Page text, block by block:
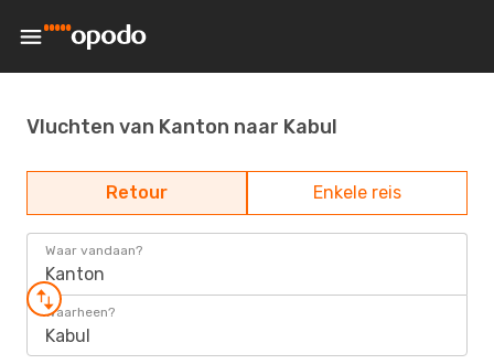
Vluchten van Kanton naar Kabul
Retour Enkele reis
Waar vandaan?
Kanton
Waarheen?
Kabul